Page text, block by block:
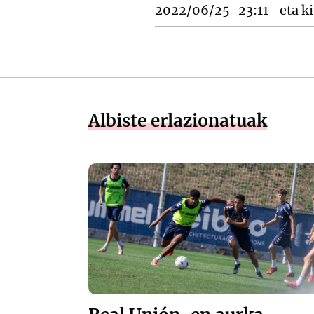
2022/06/25 23:11 eta
Albiste erlazionatuak